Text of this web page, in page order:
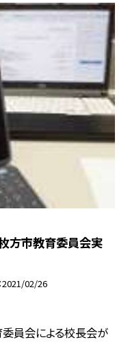
方市教育委員会実
2021/02/26
員会による校長会が